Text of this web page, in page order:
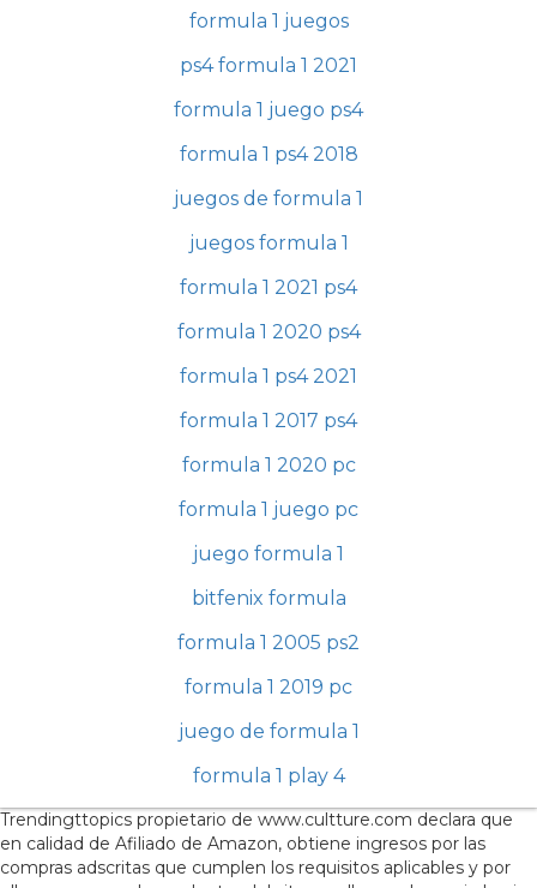
formula 1 juegos
ps4 formula 1 2021
formula 1 juego ps4
formula 1 ps4 2018
juegos de formula 1
juegos formula 1
formula 1 2021 ps4
formula 1 2020 ps4
formula 1 ps4 2021
formula 1 2017 ps4
formula 1 2020 pc
formula 1 juego pc
juego formula 1
bitfenix formula
formula 1 2005 ps2
formula 1 2019 pc
juego de formula 1
formula 1 play 4
Trendingttopics propietario de www.cultture.com declara que
en calidad de Afiliado de Amazon, obtiene ingresos por las
compras adscritas que cumplen los requisitos aplicables y por